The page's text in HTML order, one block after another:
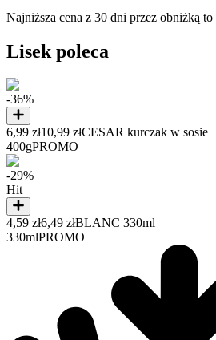
Najniższa cena z 30 dni przez obniżką to
Lisek poleca
-36%
6,99 zł10,99 złCESAR kurczak w sosie
400gPROMO
-29%
Hit
4,59 zł6,49 złBLANC 330ml
330mlPROMO